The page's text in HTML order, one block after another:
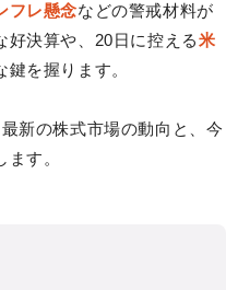
フレ懸念などの警戒材料が
好決算や、20日に控える米
を握ります。
新の株式市場の動向と、今
す。